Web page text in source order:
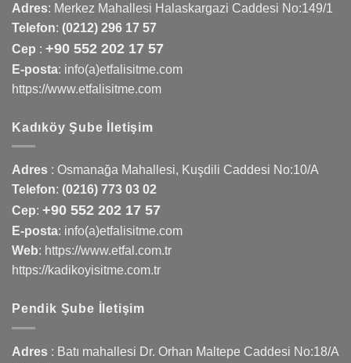
Adres: Merkez Mahallesi Halaskargazi Caddesi No:149/1
Telefon: (0212) 296 17 57
Cep : +90 552 202 17 57
E-posta: info(a)etfalisitme.com
https://www.etfalisitme.com
Kadıköy Şube İletişim
Adres : Osmanağa Mahallesi, Kuşdili Caddesi No:10/A
Telefon: (0216) 773 03 02
Cep: +90 552 202 17 57
E-posta: info(a)etfalisitme.com
Web: https://www.etfal.com.tr
https://kadikoyisitme.com.tr
Pendik Şube İletişim
Adres : Batı mahallesi Dr. Orhan Maltepe Caddesi No:18/A